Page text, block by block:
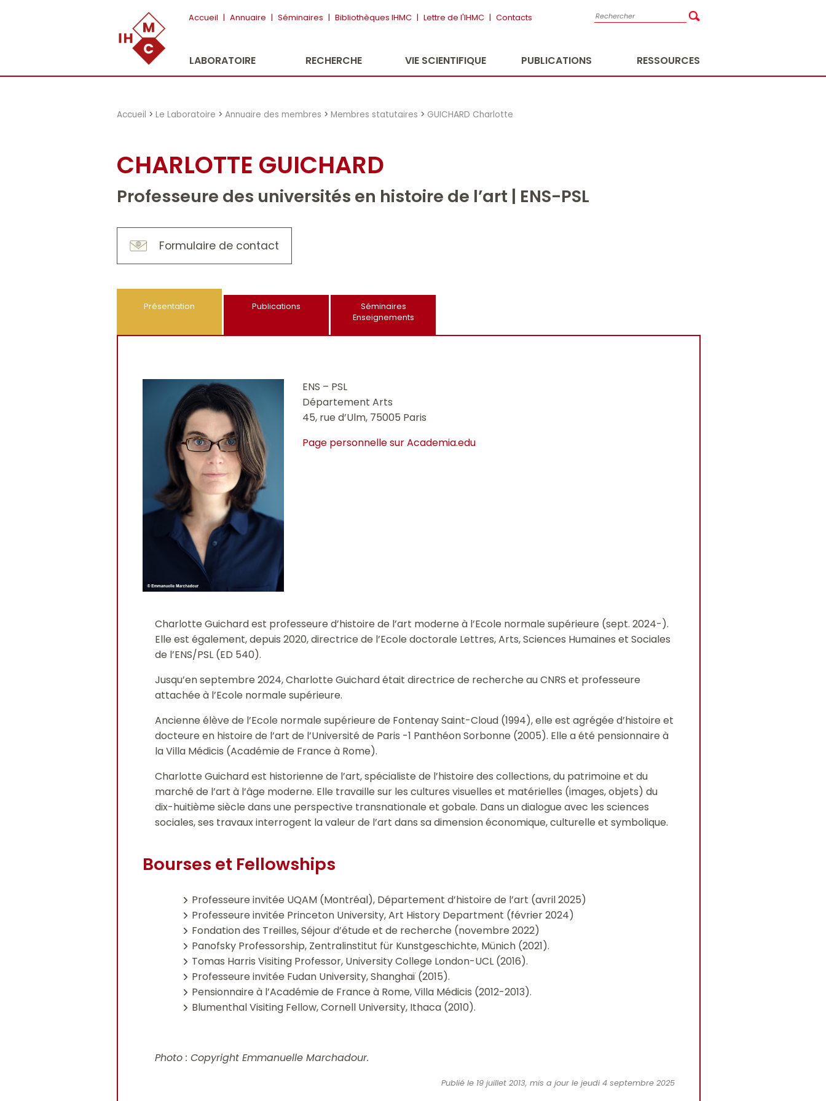
Accueil | Annuaire | Séminaires | Bibliothèques IHMC | Lettre de l'IHMC | Contacts
LABORATOIRE RECHERCHE VIE SCIENTIFIQUE PUBLICATIONS RESSOURCES
Accueil >Le Laboratoire >Annuaire des membres >Membres statutaires > GUICHARD Charlotte
CHARLOTTE GUICHARD
Professeure des universités en histoire de l’art | ENS-PSL
Formulaire de contact
Présentation Publications
Séminaires
Enseignements
ENS – PSL
Département Arts
45, rue d’Ulm, 75005 Paris
Page personnelle sur Academia.edu
Charlotte Guichard est professeure d’histoire de l’art moderne à l’Ecole normale supérieure (sept. 2024-).
Elle est également, depuis 2020, directrice de l’Ecole doctorale Lettres, Arts, Sciences Humaines et Sociales
de l’ENS/PSL (ED 540).
Jusqu’en septembre 2024, Charlotte Guichard était directrice de recherche au CNRS et professeure
attachée à l’Ecole normale supérieure.
Ancienne élève de l’Ecole normale supérieure de Fontenay Saint-Cloud (1994), elle est agrégée d’histoire et
docteure en histoire de l’art de l’Université de Paris -1 Panthéon Sorbonne (2005). Elle a été pensionnaire à
la Villa Médicis (Académie de France à Rome).
Charlotte Guichard est historienne de l’art, spécialiste de l’histoire des collections, du patrimoine et du
marché de l’art à l’âge moderne. Elle travaille sur les cultures visuelles et matérielles (images, objets) du
dix-huitième siècle dans une perspective transnationale et gobale. Dans un dialogue avec les sciences
sociales, ses travaux interrogent la valeur de l’art dans sa dimension économique, culturelle et symbolique.
Bourses et Fellowships
Professeure invitée UQAM (Montréal), Département d’histoire de l’art (avril 2025)
Professeure invitée Princeton University, Art History Department (février 2024)
Fondation des Treilles, Séjour d’étude et de recherche (novembre 2022)
Panofsky Professorship, Zentralinstitut für Kunstgeschichte, Münich (2021).
Tomas Harris Visiting Professor, University College London-UCL (2016).
Professeure invitée Fudan University, Shanghaï (2015).
Pensionnaire à l’Académie de France à Rome, Villa Médicis (2012-2013).
Blumenthal Visiting Fellow, Cornell University, Ithaca (2010).
Photo : Copyright Emmanuelle Marchadour.
Publié le 19 juillet 2013, mis a jour le jeudi 4 septembre 2025